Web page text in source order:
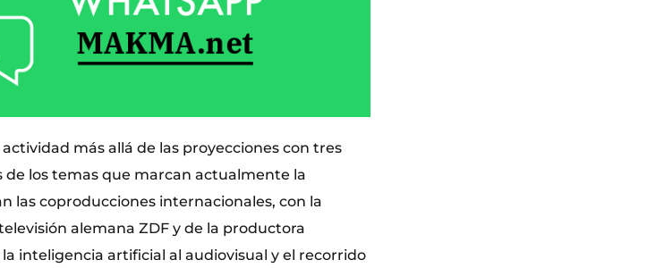
más allá de las proyecciones con tres
los temas que marcan actualmente la
las coproducciones internacionales, con la
alemana ZDF y de la productora
inteligencia artificial al audiovisual y el recorrido